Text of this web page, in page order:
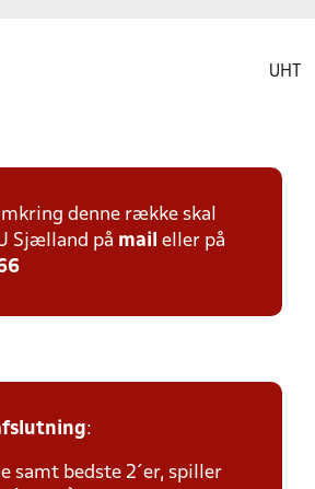
UHT
denne række skal
Sjælland på mail eller på
:
samt bedste 2´er, spiller